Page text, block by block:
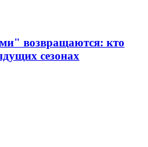
возвращаются: кто
сезонах